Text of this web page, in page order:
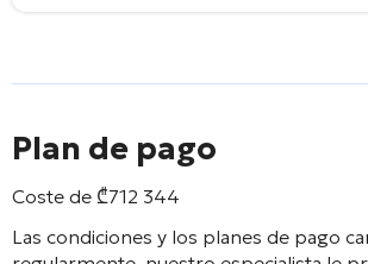
Plan de pago
Coste de ₾712 344
Las condiciones y los planes de pago